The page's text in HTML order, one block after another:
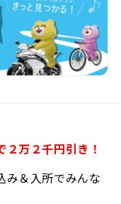
２万２千円引き！
み＆入所でみんな